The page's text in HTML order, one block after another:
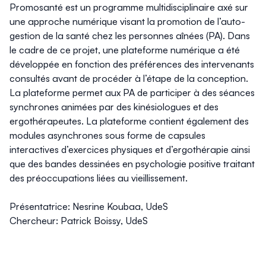
Promosanté est un programme multidisciplinaire axé sur
une approche numérique visant la promotion de l’auto-
gestion de la santé chez les personnes aînées (PA). Dans
le cadre de ce projet, une plateforme numérique a été
développée en fonction des préférences des intervenants
consultés avant de procéder à l’étape de la conception.
La plateforme permet aux PA de participer à des séances
synchrones animées par des kinésiologues et des
ergothérapeutes. La plateforme contient également des
modules asynchrones sous forme de capsules
interactives d’exercices physiques et d’ergothérapie ainsi
que des bandes dessinées en psychologie positive traitant
des préoccupations liées au vieillissement.
Présentatrice: Nesrine Koubaa, UdeS
Chercheur: Patrick Boissy, UdeS